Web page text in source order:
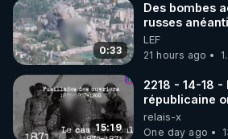
0:33
Des bombes
russes
centres de
drones de 3
ukrainienne
LEF
21 hours ago
15:19
2218 - 14-18
républicaine
les frères de
relais-x
One day ago